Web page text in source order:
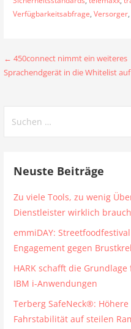
Verfügbarkeitsabfrage, Versorger,
← 450connect nimmt ein weiteres
Sprachendgerät in die Whitelist auf
nach:
Neuste Beiträge
Zu viele Tools, zu wenig
Dienstleister wirklich
emmiDAY:
Engagement gegen
HARK schafft die
IBM i-Anwendungen
Terberg SafeNeck®:
Fahrstabilität auf steilen